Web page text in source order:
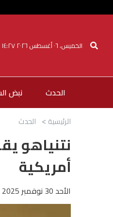
الخميس، ٠٦ أغسطس ٢٠٢٦ ١٤:٢٧
الحدث نبض
الرئيسية الحدث
نتنياهو
أمريكية
الأحد 30 نوفمبر 2025 | 12:56